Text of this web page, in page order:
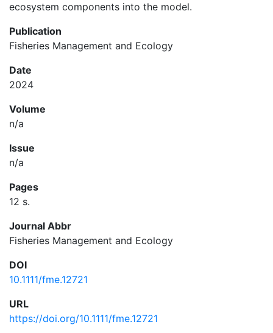
ecosystem components into the model.
Publication
Fisheries Management and Ecology
Date
2024
Volume
n/a
Issue
n/a
Pages
12 s.
Journal Abbr
Fisheries Management and Ecology
DOI
10.1111/fme.12721
URL
https://doi.org/10.1111/fme.12721